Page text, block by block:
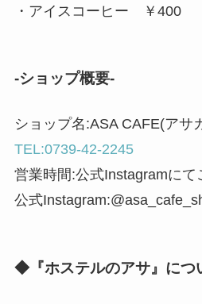
・アイスコーヒー ￥400
-ショップ概要-
ショップ名:ASA CAFE(アサ
TEL:0739-42-2245
営業時間:公式Instagramにて
公式
◆『ホステルのアサ』につ